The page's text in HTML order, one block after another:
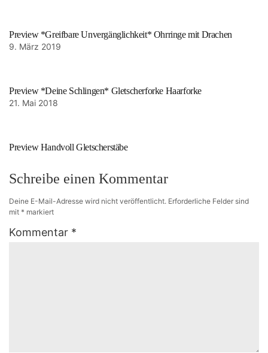
Preview *Greifbare Unvergänglichkeit* Ohrringe mit Drachen
9. März 2019
Preview *Deine Schlingen* Gletscherforke Haarforke
21. Mai 2018
Preview Handvoll Gletscherstäbe
Schreibe einen Kommentar
Deine E-Mail-Adresse wird nicht veröffentlicht. Erforderliche Felder sind
mit * markiert
Kommentar *